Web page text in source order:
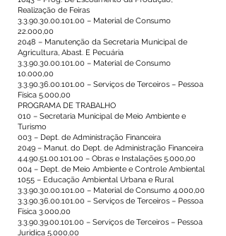
Realização de Feiras
3.3.90.30.00.101.00 – Material de Consumo
22.000,00
2048 – Manutenção da Secretaria Municipal de
Agricultura, Abast. E Pecuária
3.3.90.30.00.101.00 – Material de Consumo
10.000,00
3.3.90.36.00.101.00 – Serviços de Terceiros – Pessoa
Física 5.000,00
PROGRAMA DE TRABALHO
010 – Secretaria Municipal de Meio Ambiente e
Turismo
003 – Dept. de Administração Financeira
2049 – Manut. do Dept. de Administração Financeira
4.4.90.51.00.101.00 – Obras e Instalações 5.000,00
004 – Dept. de Meio Ambiente e Controle Ambiental
1055 – Educação Ambiental Urbana e Rural
3.3.90.30.00.101.00 – Material de Consumo 4.000,00
3.3.90.36.00.101.00 – Serviços de Terceiros – Pessoa
Física 3.000,00
3.3.90.39.00.101.00 – Serviços de Terceiros – Pessoa
Juridica 5.000,00